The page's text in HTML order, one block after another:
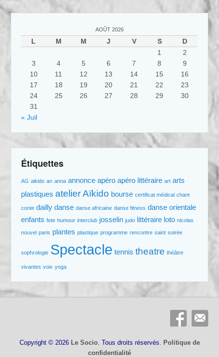
AOÛT 2026
L M M J V S
D
1
2
3
4 5 6 7 8
9
10
11 12 13 14 15
16
17
18 19 20 21 22
23
24
25 26 27 28 29
30
31
« Juil
Étiquettes
AG aikido an anna annonce apéro apéro littéraire art arts
plastiques atelier Aïkido bourse certificat médical chant
conte dailly danse danse africaine danse fitness danse orientale
enfants fete humour interclub josselin judo littéraire loto nicolas
nouvel paris plantes plastique programme rencontre saint soirée
sophrologie Spectacle tennis theatre théâtre
vivantes voix yoga
Copyright © 2026 Le Socio. Tous droits réservés.
Politique de
confidentialité